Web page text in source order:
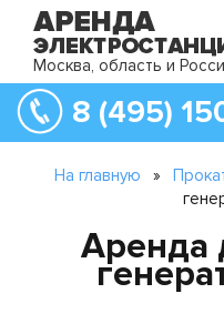
Москва, область и
8 (495)
На главную »
Аренда